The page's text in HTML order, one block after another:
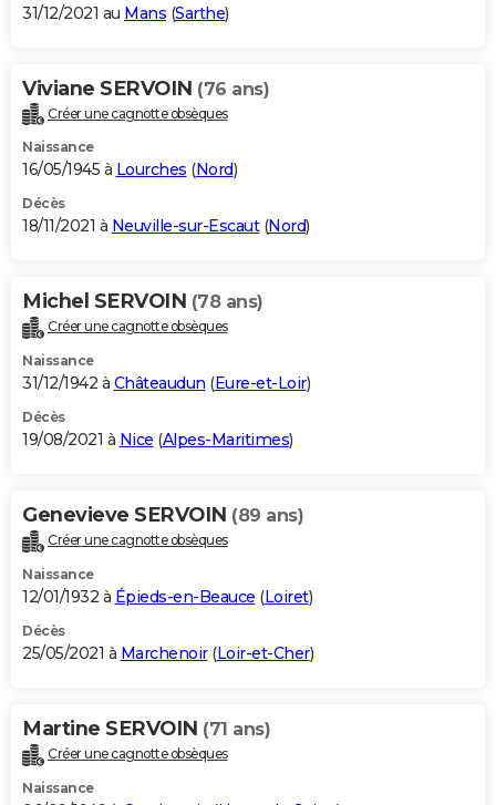
31/12/2021 au Mans (Sarthe)
Viviane SERVOIN (76 ans)
Créer une cagnotte obsèques
Naissance
16/05/1945 à Lourches (Nord)
Décès
18/11/2021 à Neuville-sur-Escaut(Nord)
Michel SERVOIN (78 ans)
Créer une cagnotte obsèques
Naissance
31/12/1942 à Châteaudun (Eure-et-Loir)
Décès
19/08/2021 à Nice (Alpes-Maritimes)
Genevieve SERVOIN (89 ans)
Créer une cagnotte obsèques
Naissance
12/01/1932 à Épieds-en-Beauce (Loiret)
Décès
25/05/2021 à Marchenoir(Loir-et-Cher)
Martine SERVOIN (71 ans)
Créer une cagnotte obsèques
Naissance